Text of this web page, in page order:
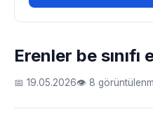
Erenler be sınıfı
📅 19.05.2026👁 8